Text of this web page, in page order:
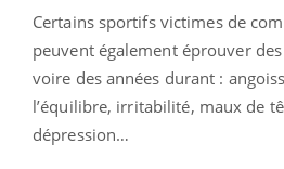
Certains sportifs victimes de
peuvent également éprouver
voire des années durant :
l’équilibre, irritabilité, maux de
dépression…